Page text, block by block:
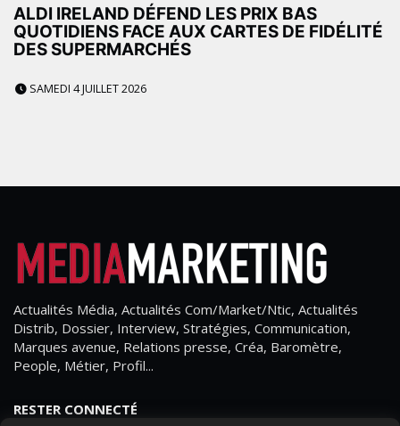
ALDI IRELAND DÉFEND LES PRIX BAS
QUOTIDIENS FACE AUX CARTES DE FIDÉLITÉ
DES SUPERMARCHÉS
SAMEDI 4 JUILLET 2026
Actualités Média, Actualités Com/Market/Ntic, Actualités
Distrib, Dossier, Interview, Stratégies, Communication,
Marques avenue, Relations presse, Créa, Baromètre,
People, Métier, Profil...
RESTER CONNECTÉ